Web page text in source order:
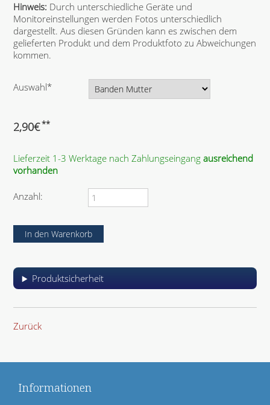
Hinweis: Durch unterschiedliche Geräte und
Monitoreinstellungen werden Fotos unterschiedlich
dargestellt. Aus diesen Gründen kann es zwischen dem
gelieferten Produkt und dem Produktfoto zu Abweichungen
kommen.
P
i
c
t
f
l
Auswahl*
2,90€**
Lieferzeit 1-3 Werktage nach Zahlungseingang ausreichend
vorhanden
Anzahl:
Produktsicherheit
Zurück
Informationen